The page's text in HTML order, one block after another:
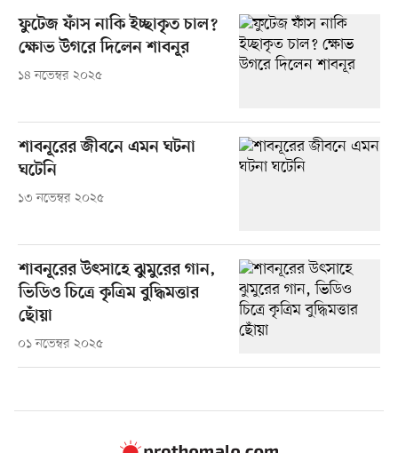
ফুটেজ ফাঁস নাকি ইচ্ছাকৃত চাল?
ক্ষোভ উগরে দিলেন শাবনূর
১৪ নভেম্বর ২০২৫
শাবনূরের জীবনে এমন ঘটনা
ঘটেনি
১৩ নভেম্বর ২০২৫
শাবনূরের উৎসাহে ঝুমুরের গান,
ভিডিও চিত্রে কৃত্রিম বুদ্ধিমত্তার
ছোঁয়া
০১ নভেম্বর ২০২৫